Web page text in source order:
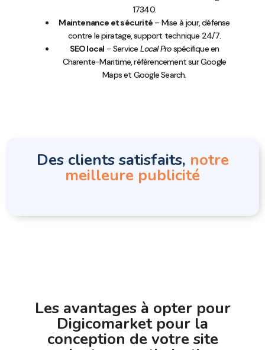
17340.
Maintenance et sécurité – Mise à jour, défense
contre le piratage, support technique 24/7.
SEO local – Service Local Prospécifique en
Charente-Maritime, référencement sur Google
Maps et Google Search.
Des clients satisfaits, notre
meilleure publicité
Les avantages à opter pour
Digicomarket pour la
conception de votre site